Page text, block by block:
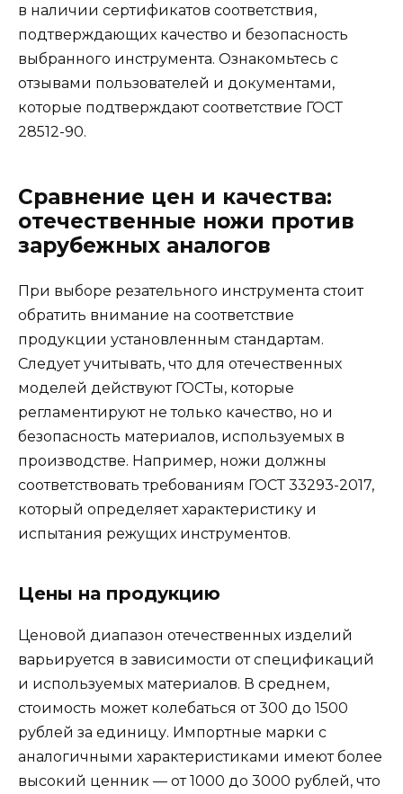
в наличии сертификатов соответствия,
подтверждающих качество и безопасность
выбранного инструмента. Ознакомьтесь с
отзывами пользователей и документами,
которые подтверждают соответствие ГОСТ
28512-90.
Сравнение цен и качества:
отечественные ножи против
зарубежных аналогов
При выборе резательного инструмента стоит
обратить внимание на соответствие
продукции установленным стандартам.
Следует учитывать, что для отечественных
моделей действуют ГОСТы, которые
регламентируют не только качество, но и
безопасность материалов, используемых в
производстве. Например, ножи должны
соответствовать требованиям ГОСТ 33293-2017,
который определяет характеристику и
испытания режущих инструментов.
Цены на продукцию
Ценовой диапазон отечественных изделий
варьируется в зависимости от спецификаций
и используемых материалов. В среднем,
стоимость может колебаться от 300 до 1500
рублей за единицу. Импортные марки с
аналогичными характеристиками имеют более
высокий ценник — от 1000 до 3000 рублей, что